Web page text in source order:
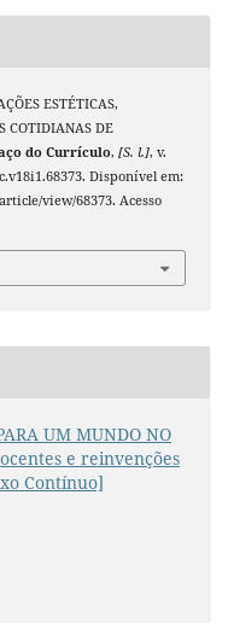
ESTÉTICAS,
COTIDIANAS DE
do Currículo, [S. l.], v.
Disponível em:
view/68373. Acesso
UM MUNDO NO
e reinvenções
Contínuo]